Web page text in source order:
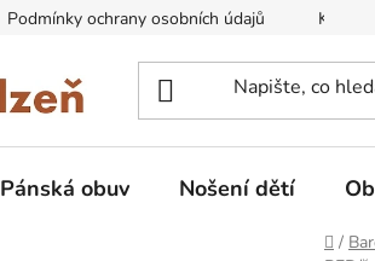
Podmínky ochrany osobních údajů
Pánská obuv Nošení dětí
/